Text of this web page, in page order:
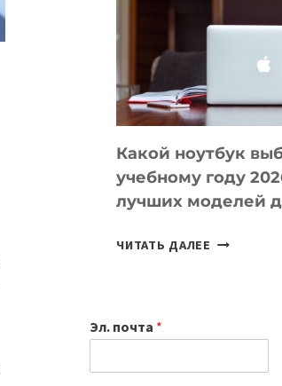
КОТОРЫЕ
СОЗДАВАТЬ
БЕЗ
КОДА
Какой ноутбук
учебному году
лучших моделей
ЧИТАТЬ ДАЛЕЕ КАКОЙ
2026:
Эл. почта *